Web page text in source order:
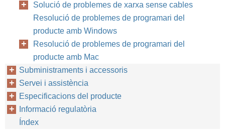
Solució de problemes de xarxa sense cables
Resolució de problemes de programari del
producte amb Windows
Resolució de problemes de programari del
producte amb Mac
Subministraments i accessoris
Servei i assistència
Especificacions del producte
Informació regulatòria
Índex